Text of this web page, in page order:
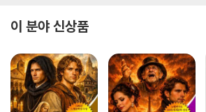
이 분야 신상품